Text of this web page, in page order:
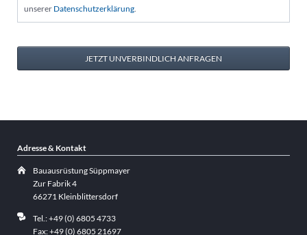
unserer Datenschutzerklärung.
JETZT UNVERBINDLICH ANFRAGEN
Adresse & Kontakt
Bauausrüstung Süppmayer
Zur Fabrik 4
66271 Kleinblittersdorf
Tel.: +49 (0) 6805 4733
Fax: +49 (0) 6805 21697